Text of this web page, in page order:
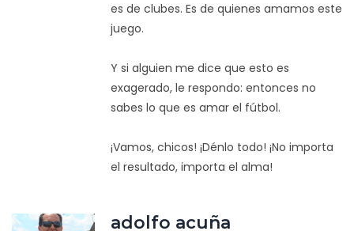
es de clubes. Es de quienes amamos este
juego.
Y si alguien me dice que esto es
exagerado, le respondo: entonces no
sabes lo que es amar el fútbol.
¡Vamos, chicos! ¡Dénlo todo! ¡No importa
el resultado, importa el alma!
adolfo acuña